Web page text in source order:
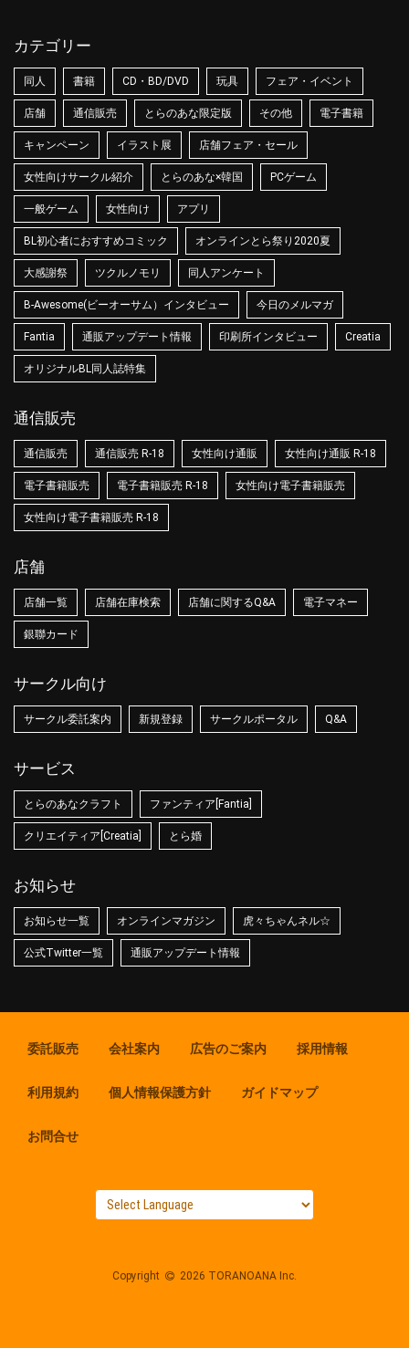
カテゴリー
同人 書籍 CD・BD/DVD 玩具 フェア・イベント
店舗 通信販売 とらのあな限定版 その他 電子書籍
キャンペーン イラスト展 店舗フェア・セール
女性向けサークル紹介 とらのあな×韓国 PCゲーム
一般ゲーム 女性向け アプリ
BL初心者におすすめコミック オンラインとら祭り2020夏
大感謝祭 ツクルノモリ 同人アンケート
B-Awesome(ビーオーサム）インタビュー 今日のメルマガ
Fantia 通販アップデート情報 印刷所インタビュー Creatia
オリジナルBL同人誌特集
通信販売
通信販売 通信販売 R-18 女性向け通販 女性向け通販 R-18
電子書籍販売 電子書籍販売 R-18 女性向け電子書籍販売
女性向け電子書籍販売 R-18
店舗
店舗一覧 店舗在庫検索 店舗に関するQ&A 電子マネー
銀聯カード
サークル向け
サークル委託案内 新規登録 サークルポータル Q&A
サービス
とらのあなクラフト ファンティア[Fantia]
クリエイティア[Creatia] とら婚
お知らせ
お知らせ一覧 オンラインマガジン 虎々ちゃんネル☆
公式Twitter一覧 通販アップデート情報
委託販売 会社案内 広告のご案内 採用情報
利用規約 個人情報保護方針 ガイドマップ
お問合せ
Copyright 2026 TORANOANA Inc.